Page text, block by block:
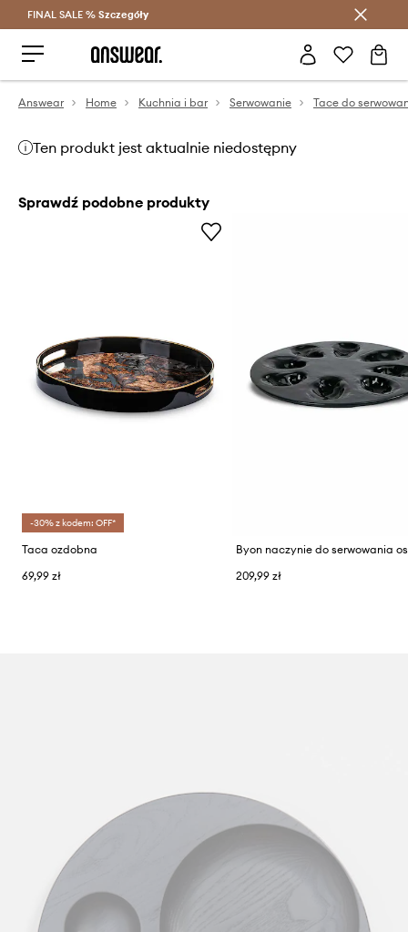
Oszczędzaj z Answear Club >
FINAL SALE % Szczegóły
Answear Home Kuchnia i bar Serwowanie Tace do
Ten produkt jest aktualnie niedostępny
Sprawdź podobne produkty
-30% z kodem: OFF*
Taca ozdobna
69,99 zł
209,99 zł